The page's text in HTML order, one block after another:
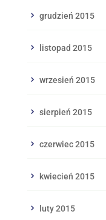
grudzień 2015
listopad 2015
wrzesień 2015
sierpień 2015
czerwiec 2015
kwiecień 2015
luty 2015